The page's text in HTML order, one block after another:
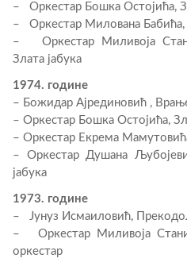
– Оркестар Бошка Остојића,
– Оркестар Милована Бабића,
– Оркестар Миливоја
Злата јабука
1974. године
– Божидар Ајрединовић ,
– Оркестар Бошка Остојића,
– Оркестар Екрема
– Оркестар Душана
јабука
1973. године
– Јунуз Исмаиловић,
– Оркестар Миливоја
оркестар